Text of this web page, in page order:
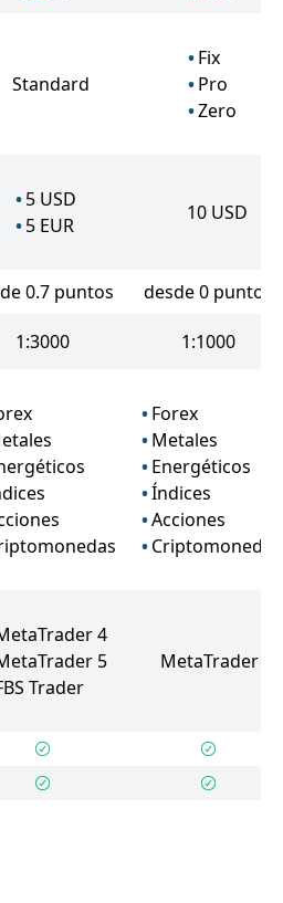
Standard
Fix
Pro
Zero
5 USD
5 EUR
10 USD
0.7 puntos
desde 0 puntos
1:3000 1:1000
Forex
Metales
Energéticos
Índices
Acciones
Criptomonedas
4
5
Trader
MetaTrader 4